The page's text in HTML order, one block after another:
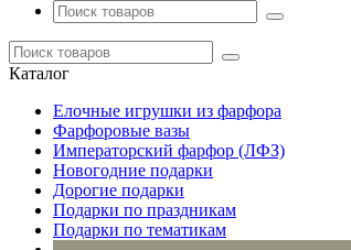
Каталог
Елочные игрушки из фарфора
Фарфоровые вазы
Императорский фарфор (ЛФЗ)
Новогодние подарки
Дорогие подарки
Подарки по праздникам
Подарки по тематикам